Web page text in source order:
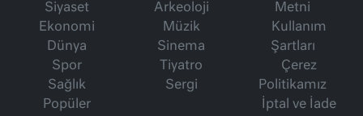
Siyaset
Ekonomi
Dünya
Spor
Sağlık
Popüler
Arkeoloji
Müzik
Sinema
Tiyatro
Sergi
Metni
Kullanım
Şartları
Çerez
Politikamız
İptal ve İade